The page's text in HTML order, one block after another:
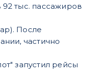
тыс. пассажиров
После
частично
запустил рейсы